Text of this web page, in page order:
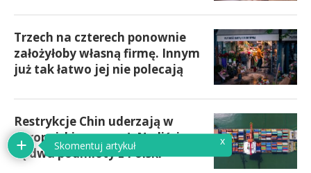
Trzech na czterech ponownie
założyłoby własną firmę. Innym
już tak łatwo jej nie polecają
Restrykcje Chin uderzają w
europejski przemysł. Na liście
są dwa podmioty z Polski
Skomentuj artykuł x